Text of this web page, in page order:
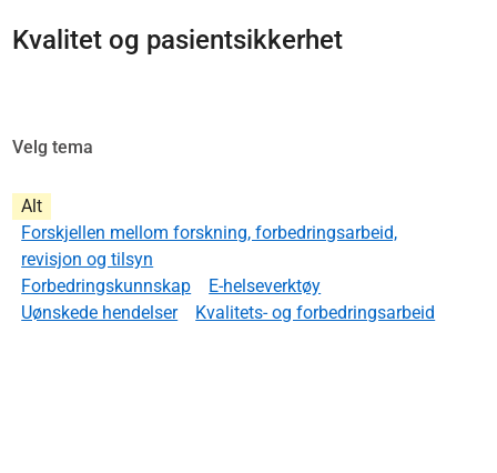
Kvalitet og pasientsikkerhet
Velg tema
Alt
Forskjellen mellom forskning, forbedringsarbeid,
revisjon og tilsyn
Forbedringskunnskap
E-helseverktøy
Uønskede hendelser
Kvalitets- og forbedringsarbeid